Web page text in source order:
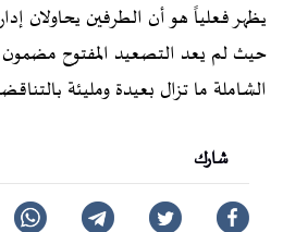
يظهر فعلياً هو أن الطرفين يحاولان
حيث لم يعد التصعيد المفتوح مضمون
الشاملة ما تزال بعيدة ومليئة
شارك